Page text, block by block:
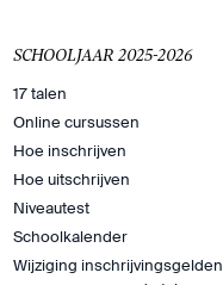
SCHOOLJAAR 2025-2026
17 talen
Online cursussen
Hoe inschrijven
Hoe uitschrijven
Niveautest
Schoolkalender
Wijziging inschrijvingsgelden